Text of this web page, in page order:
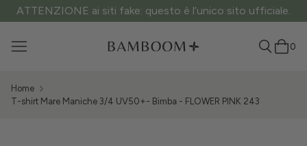
ATTENZIONE ai siti fake: questo è l’unico sito ufficiale.
0
Home
T-shirt Mare Maniche 3/4 UV50+- Bimba - FLOWER PINK 243